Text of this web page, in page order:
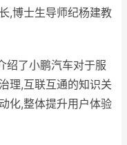
,博士生导师纪杨建教
绍了小鹏汽车对于服
理,互联互通的知识关
化,整体提升用户体验